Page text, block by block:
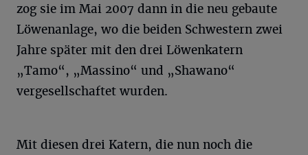
zog sie im Mai 2007 dann in die neu gebaute
Löwenanlage, wo die beiden Schwestern zwei
Jahre später mit den drei Löwenkatern
„Tamo“, „Massino“ und „Shawano“
vergesellschaftet wurden.
Mit diesen drei Katern, die nun noch die